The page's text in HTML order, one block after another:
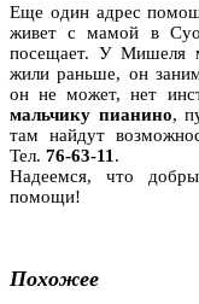
Еще один адрес
живет с мамой в
посещает. У Мишеля
жили раньше, он
он не может, нет
мальчику пианино,
там найдут
Тел. 76-63-11 .
Надеемся, что
помощи!
Похожее